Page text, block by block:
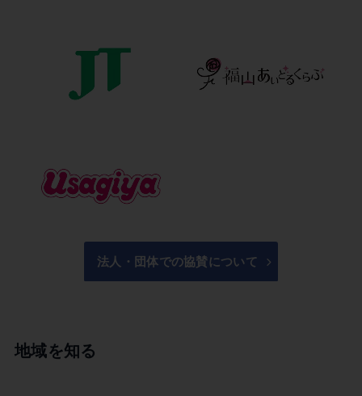
法人・団体での協賛について
地域を知る